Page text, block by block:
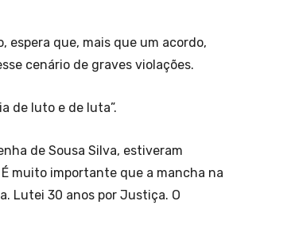
que, mais que um acordo,
cenário de graves violações.
de luto e de luta”.
de Sousa Silva, estiveram
muito importante que a mancha na
Lutei 30 anos por Justiça. O